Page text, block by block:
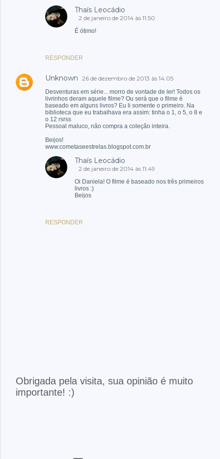
RESPONDER
Thaís Leocádio
2 de janeiro de 2014 às 11:50
É ótimo!
Unknown 26 de dezembro de 2013 às 14:05
Desventuras em série... morro de vontade de ler! Todos os
livrinhos deram aquele filme? Ou será que o filme é
baseado em alguns livros? Eu li somente o primeiro. Na
biblioteca que eu trabalhava era assim: tinha o 1, o 5, o 8 e
o 12 rsrss
Pessoal maluco, não compra a coleção inteira.
Beijos!
www.cometaseestrelas.blogspot.com.br
RESPONDER
Thaís Leocádio
2 de janeiro de 2014 às 11:49
Oi Daniela! O filme é baseado nos três primeiros
livros :)
Beijos
P
Obrigada pela visita, sua opinião é muito
importante! :)